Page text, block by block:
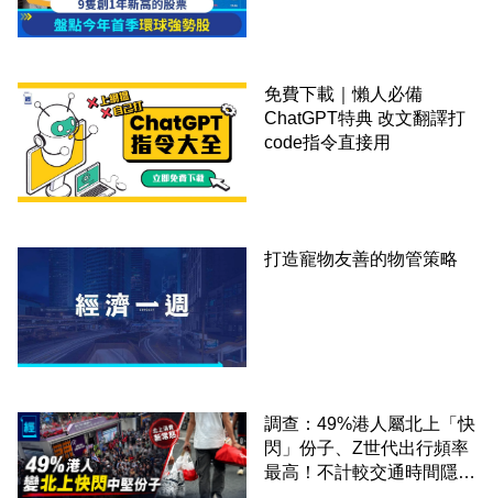
免費下載｜懶人必備
ChatGPT特典 改文翻譯打
code指令直接用
打造寵物友善的物管策略
調查：49%港人屬北上「快
閃」份子、Z世代出行頻率
最高！不計較交通時間隱形